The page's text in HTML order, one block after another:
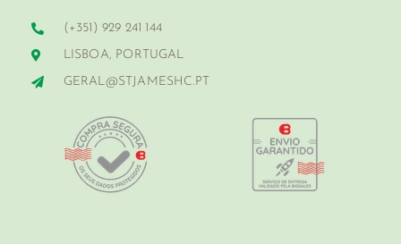
(+351) 929 241 144
LISBOA, PORTUGAL
GERAL@STJAMESHC.PT